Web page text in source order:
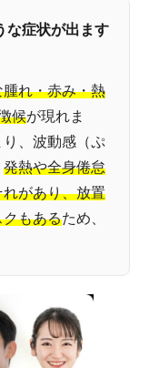
な症状が出ます
れ・赤み・熱
候が現れま
、波動感（ぷ
発熱や全身倦怠
があり、放置
クもあるため、